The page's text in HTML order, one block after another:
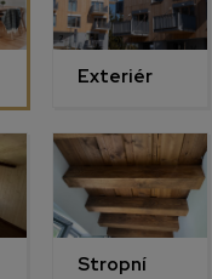
Stropní
Exteriér